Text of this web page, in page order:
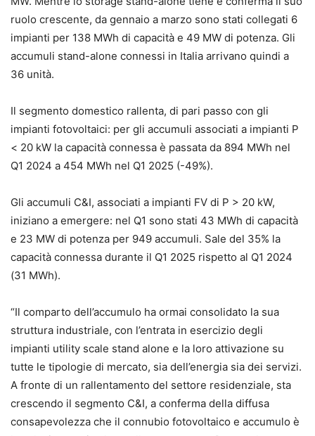
ruolo crescente, da gennaio a marzo sono stati collegati 6
impianti per 138 MWh di capacità e 49 MW di potenza. Gli
accumuli stand-alone connessi in Italia arrivano quindi a
36 unità.
Il segmento domestico rallenta, di pari passo con gli
impianti fotovoltaici: per gli accumuli associati a impianti P
< 20 kW la capacità connessa è passata da 894 MWh nel
Q1 2024 a 454 MWh nel Q1 2025 (-49%).
Gli accumuli C&I, associati a impianti FV di P > 20 kW,
iniziano a emergere: nel Q1 sono stati 43 MWh di capacità
e 23 MW di potenza per 949 accumuli. Sale del 35% la
capacità connessa durante il Q1 2025 rispetto al Q1 2024
(31 MWh).
“Il comparto dell’accumulo ha ormai consolidato la sua
struttura industriale, con l’entrata in esercizio degli
impianti utility scale stand alone e la loro attivazione su
tutte le tipologie di mercato, sia dell’energia sia dei servizi.
A fronte di un rallentamento del settore residenziale, sta
crescendo il segmento C&I, a conferma della diffusa
consapevolezza che il connubio fotovoltaico e accumulo è